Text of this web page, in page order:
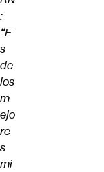
:
“E
s
de
los
m
ejo
re
s
mi